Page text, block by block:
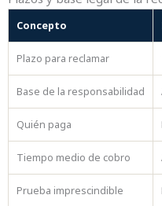
Concepto
Plazo para reclamar
Base de la responsabilidad
Quién paga
Tiempo medio de cobro
Prueba imprescindible